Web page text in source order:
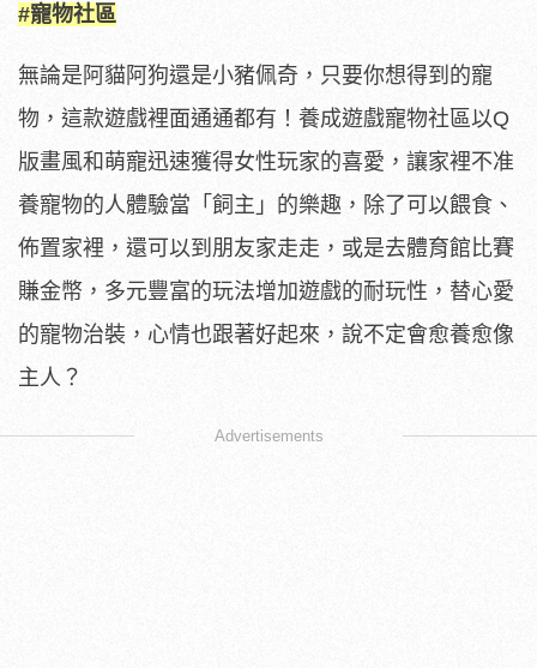
#寵物社區
無論是阿貓阿狗還是小豬佩奇，只要你想得到的寵
物，這款遊戲裡面通通都有！養成遊戲寵物社區以Q
版畫風和萌寵迅速獲得女性玩家的喜愛，讓家裡不准
養寵物的人體驗當「飼主」的樂趣，除了可以餵食、
佈置家裡，還可以到朋友家走走，或是去體育館比賽
賺金幣，多元豐富的玩法增加遊戲的耐玩性，替心愛
的寵物治裝，心情也跟著好起來，說不定會愈養愈像
主人？
Advertisements